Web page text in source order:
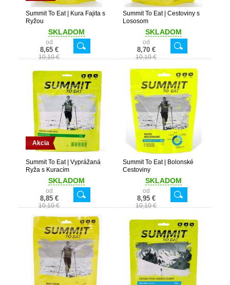
Summit To Eat | Kura Fajita s
Ryžou
SKLADOM
od
8,65 €
10,10 €
Summit To Eat | Cestoviny s
Lososom
SKLADOM
od
8,70 €
10,10 €
Akcia
Summit To Eat | Vyprážaná
Ryža s Kuracím
SKLADOM
od
8,85 €
10,10 €
Summit To Eat | Bolonské
Cestoviny
SKLADOM
od
8,95 €
10,10 €